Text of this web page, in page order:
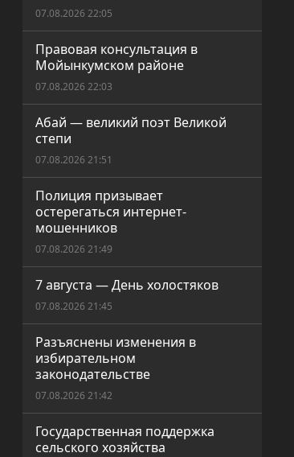
07.08.2026 22:05
Правовая консультация в
Мойынкумском районе
07.08.2026 22:03
Абай — великий поэт Великой
степи
07.08.2026 21:51
Полиция призывает
остерегаться интернет-
мошенников
07.08.2026 21:49
7 августа — День холостяков
07.08.2026 21:45
Разъяснены изменения в
избирательном
законодательстве
07.08.2026 21:42
Государственная поддержка
сельского хозяйства